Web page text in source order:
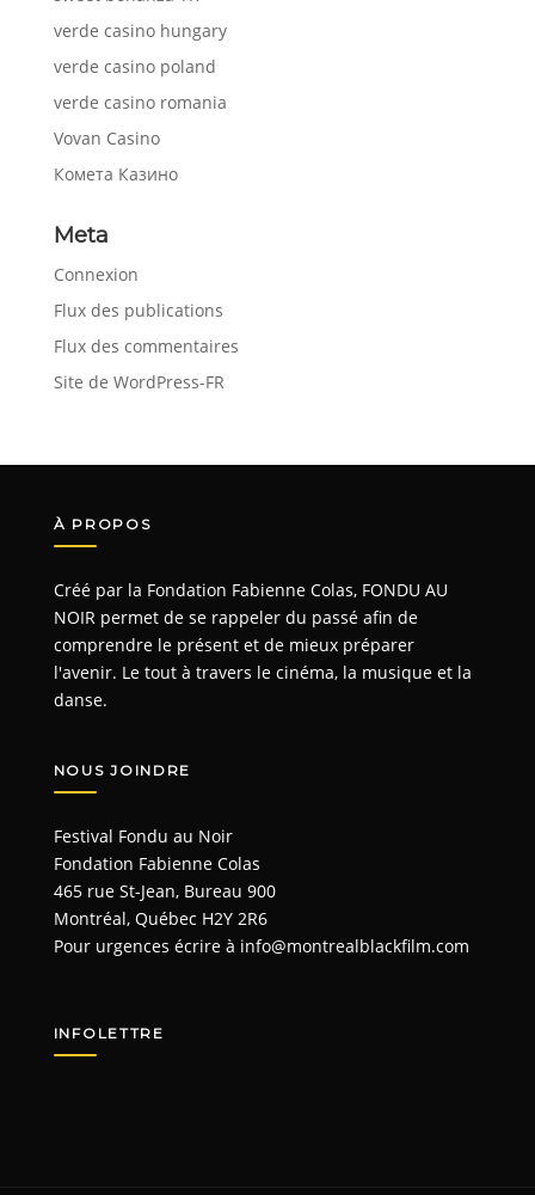
verde casino hungary
verde casino poland
verde casino romania
Vovan Casino
Комета Казино
Meta
Connexion
Flux des publications
Flux des commentaires
Site de WordPress-FR
À PROPOS
Créé par la Fondation Fabienne Colas, FONDU AU
NOIR permet de se rappeler du passé afin de
comprendre le présent et de mieux préparer
l'avenir. Le tout à travers le cinéma, la musique et la
danse.
NOUS JOINDRE
Festival Fondu au Noir
Fondation Fabienne Colas
465 rue St-Jean, Bureau 900
Montréal, Québec H2Y 2R6
Pour urgences écrire à info@montrealblackfilm.com
INFOLETTRE